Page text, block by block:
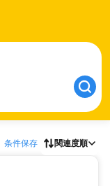
条件保存 関連度順